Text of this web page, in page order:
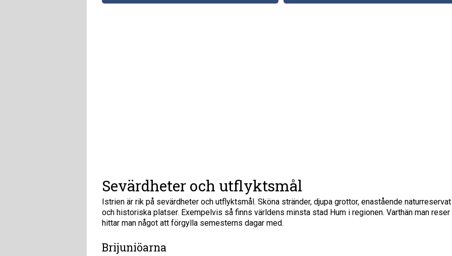
Sevärdheter och utflyktsmål
Istrien är rik på sevärdheter och utflyktsmål. Sköna stränder, djupa grottor, enastående naturreservat
och historiska platser. Exempelvis så finns världens minsta stad Hum i regionen. Varthän man reser
hittar man något att förgylla semesterns dagar med.
Brijuniöarna